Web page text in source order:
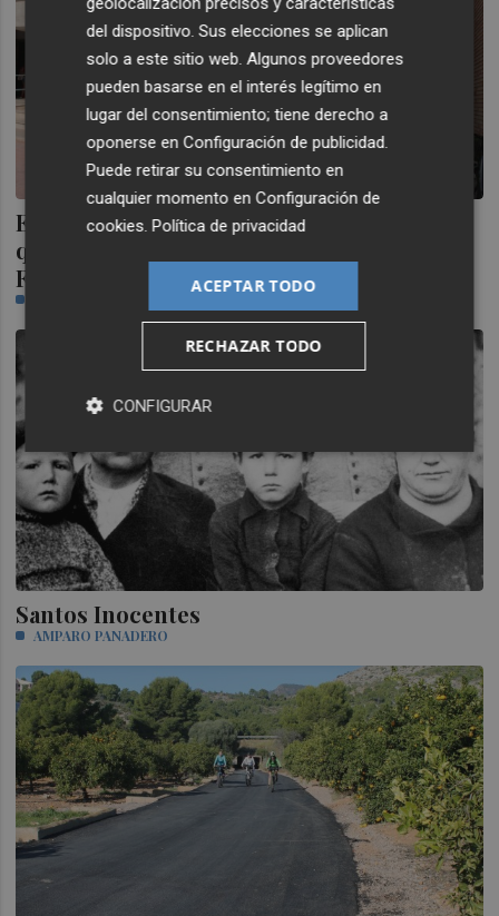
El Consell delega las competencias para
que Almassora construya el nuevo IES
Falomir
Santos Inocentes
AMPARO PANADERO
del dispositivo. Sus elecciones se aplican
solo a este sitio web. Algunos proveedores
pueden basarse en el interés legítimo en
lugar del consentimiento; tiene derecho a
oponerse enConfiguración de publicidad.
Puede retirar su consentimiento en
cualquier momento enConfiguración de
cookies.Política de privacidad
ACEPTAR TODO
RECHAZAR TODO
CONFIGURAR